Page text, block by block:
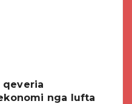
nga lufta